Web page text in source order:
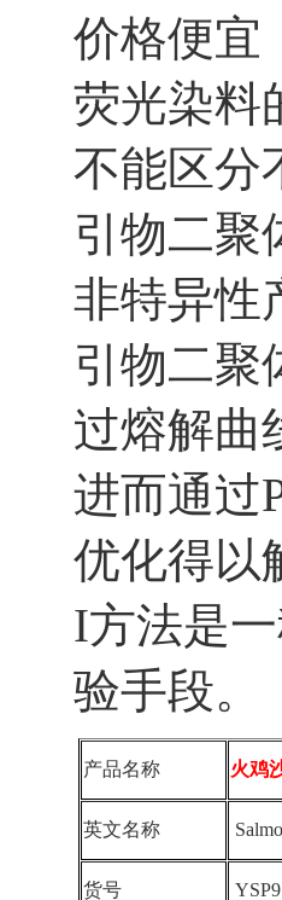
价格便宜
荧光染料
不能区分
引物二聚
非特异性
引物二聚
过熔解曲
进而通过
优化得以
I方法是
验手段。
产品名称 火鸡
英文名称
货号